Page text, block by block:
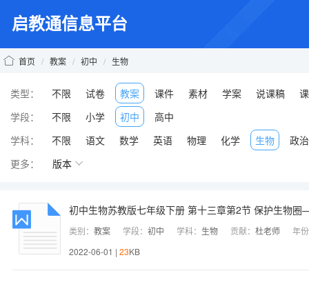
启教通信息平台
首页 / 教案 / 初中 / 生物
类型： 不限 试卷 教案 课件 素材 学案 说课稿
学段：
不限 小学 初中
高中
学科：
不限 语文 数学 英语 物理 化学 生物
政治
更多：
版本
初中生物苏教版七年级下册 第十三章第2节 保护生物
类别： 教案 学段： 初中 学科： 生物 贡献： 杜老师
年
2022-06-01 | 23KB